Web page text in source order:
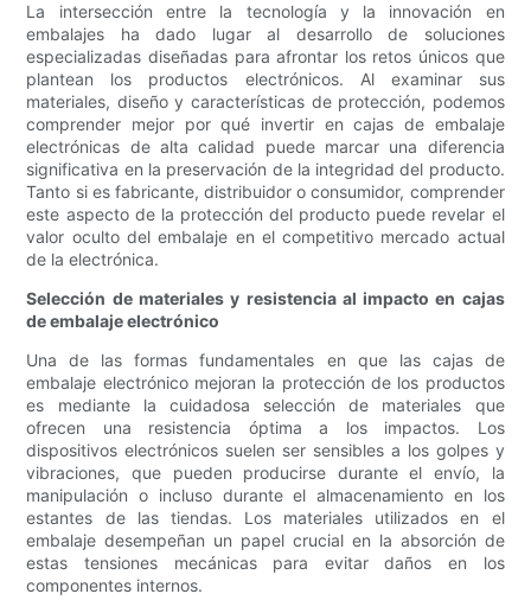
La intersección entre la tecnología y la innovación en
embalajes ha dado lugar al desarrollo de soluciones
especializadas diseñadas para afrontar los retos únicos que
plantean los productos electrónicos. Al examinar sus
materiales, diseño y características de protección, podemos
comprender mejor por qué invertir en cajas de embalaje
electrónicas de alta calidad puede marcar una diferencia
significativa en la preservación de la integridad del producto.
Tanto si es fabricante, distribuidor o consumidor, comprender
este aspecto de la protección del producto puede revelar el
valor oculto del embalaje en el competitivo mercado actual
de la electrónica.
Selección de materiales y resistencia al impacto en cajas
de embalaje electrónico
Una de las formas fundamentales en que las cajas de
embalaje electrónico mejoran la protección de los productos
es mediante la cuidadosa selección de materiales que
ofrecen una resistencia óptima a los impactos. Los
dispositivos electrónicos suelen ser sensibles a los golpes y
vibraciones, que pueden producirse durante el envío, la
manipulación o incluso durante el almacenamiento en los
estantes de las tiendas. Los materiales utilizados en el
embalaje desempeñan un papel crucial en la absorción de
estas tensiones mecánicas para evitar daños en los
componentes internos.